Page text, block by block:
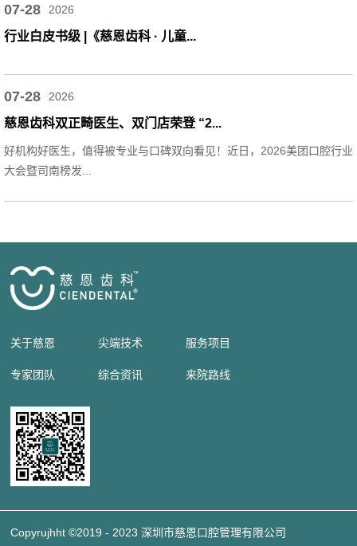
07-28 2026
行业白皮书级 |《慈恩齿科 · 儿童...
07-28 2026
慈恩齿科双正畸医生、双门店荣登 “2...
好机构好医生，值得被专业与口碑双向看见！近日，2026美团口腔行业
大会暨司南榜发...
关于慈恩 尖端技术 服务项目
专家团队 综合资讯 来院路线
Copyrujhht ©2019 - 2023 深圳市慈恩口腔管理有限公司